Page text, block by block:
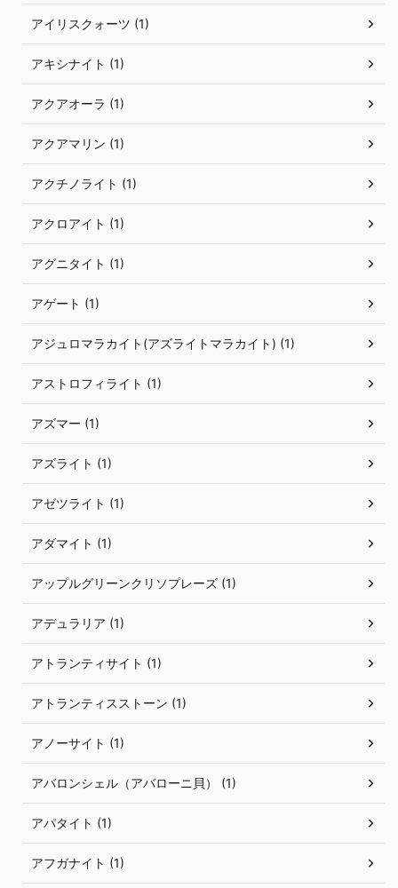
アイリスクォーツ (1)
アキシナイト (1)
アクアオーラ (1)
アクアマリン (1)
アクチノライト (1)
アクロアイト (1)
アグニタイト (1)
アゲート (1)
アジュロマラカイト(アズライトマラカイト) (1)
アストロフィライト (1)
アズマー (1)
アズライト (1)
アゼツライト (1)
アダマイト (1)
アップルグリーンクリソプレーズ (1)
アデュラリア (1)
アトランティサイト (1)
アトランティスストーン (1)
アノーサイト (1)
アバロンシェル（アバローニ貝） (1)
アパタイト (1)
アフガナイト (1)